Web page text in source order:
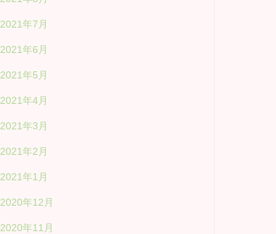
2021年7月
2021年6月
2021年5月
2021年4月
2021年3月
2021年2月
2021年1月
2020年12月
2020年11月